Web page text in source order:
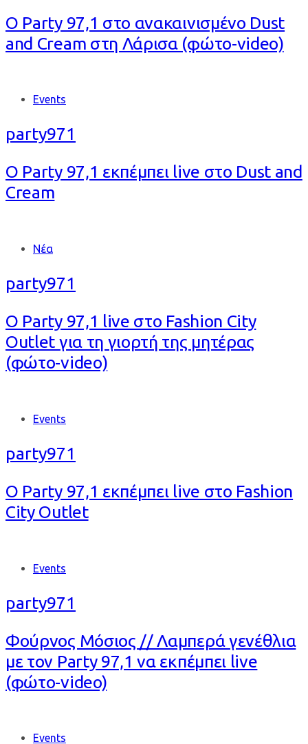
O Party 97,1 στο ανακαινισμένο Dust
and Cream στη Λάρισα (φώτο-video)
Tags Events
party971
Ο Party 97,1 εκπέμπει live στο Dust and
Cream
Tags Νέα
party971
Ο Party 97,1 live στο Fashion City
Outlet για τη γιορτή της μητέρας
(φώτο-video)
Tags Events
party971
Ο Party 97,1 εκπέμπει live στο Fashion
City Outlet
Tags Events
party971
Φούρνος Μόσιος // Λαμπερά γενέθλια
με τον Party 97,1 να εκπέμπει live
(φώτο-video)
Tags Events